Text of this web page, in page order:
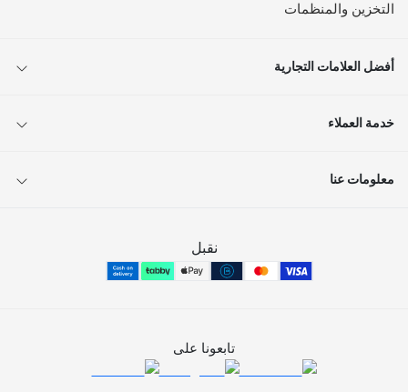
التخزين والمنظمات
أفضل العلامات التجارية
خدمة العملاء
معلومات عنا
نقبل
تابعونا على